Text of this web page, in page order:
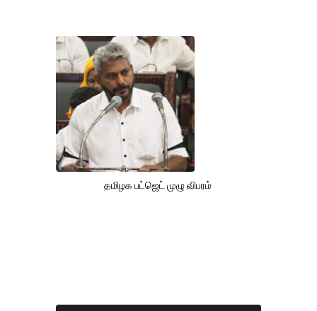
தமிழக பட்ஜெட் முழு விபரம்